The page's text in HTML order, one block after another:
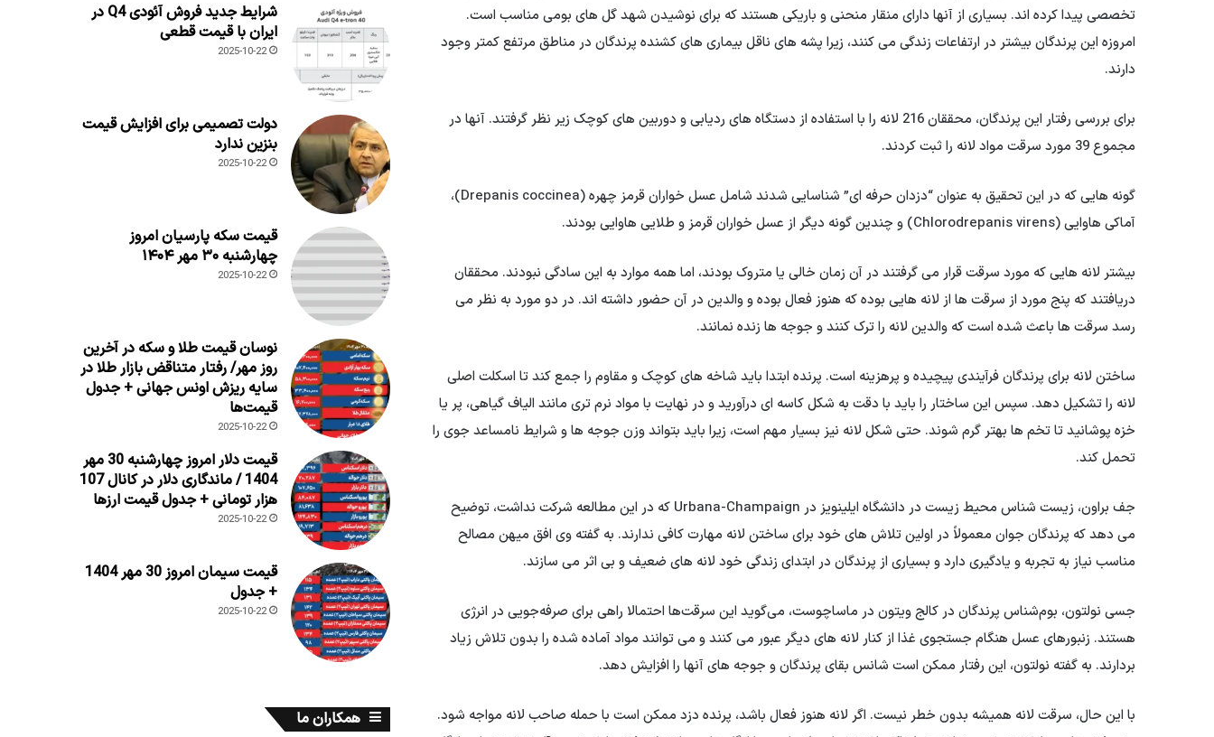
تخصصی پیدا کرده اند. بسیاری از آنها دارای منقار منحنی و باریکی هستند که برای نوشیدن شهد گل های بومی مناسب است.
امروزه این پرندگان بیشتر در ارتفاعات زندگی می کنند، زیرا پشه های ناقل بیماری های کشنده پرندگان در مناطق مرتفع کمتر وجود
دارند.
برای بررسی رفتار این پرندگان، محققان 216 لانه را با استفاده از دستگاه های ردیابی و دوربین های کوچک زیر نظر گرفتند. آنها در
مجموع 39 مورد سرقت مواد لانه را ثبت کردند.
گونه هایی که در این تحقیق به عنوان “دزدان حرفه ای” شناسایی شدند شامل عسل خواران قرمز چهره (Drepanis coccinea)،
آماکی هاوایی (Chlorodrepanis virens) و چندین گونه دیگر از عسل خواران قرمز و طلایی هاوایی بودند.
بیشتر لانه هایی که مورد سرقت قرار می گرفتند در آن زمان خالی یا متروک بودند، اما همه موارد به این سادگی نبودند. محققان
دریافتند که پنج مورد از سرقت ها از لانه هایی بوده که هنوز فعال بوده و والدین در آن حضور داشته اند. در دو مورد به نظر می
رسد سرقت ها باعث شده است که والدین لانه را ترک کنند و جوجه ها زنده نمانند.
ساختن لانه برای پرندگان فرآیندی پیچیده و پرهزینه است. پرنده ابتدا باید شاخه های کوچک و مقاوم را جمع کند تا اسکلت اصلی
لانه را تشکیل دهد. سپس این ساختار را باید با دقت به شکل کاسه ای درآورید و در نهایت با مواد نرم تری مانند الیاف گیاهی، پر یا
خزه پوشانید تا تخم ها بهتر گرم شوند. حتی شکل لانه نیز بسیار مهم است، زیرا باید بتواند وزن جوجه ها و شرایط نامساعد جوی را
تحمل کند.
جف براون، زیست شناس محیط زیست در دانشگاه ایلینویز در Urbana-Champaign که در این مطالعه شرکت نداشت، توضیح
می دهد که پرندگان جوان معمولاً در اولین تلاش های خود برای ساختن لانه مهارت کافی ندارند. به گفته وی افق میهن مصالح
مناسب نیاز به تجربه و یادگیری دارد و بسیاری از پرندگان در ابتدای زندگی خود لانه های ضعیف و بی اثر می سازند.
جسی نولتون، بوم‌شناس پرندگان در کالج ویتون در ماساچوست، می‌گوید این سرقت‌ها احتمالا راهی برای صرفه‌جویی در انرژی
هستند. زنبورهای عسل هنگام جستجوی غذا از کنار لانه های دیگر عبور می کنند و می توانند مواد آماده شده را بدون تلاش زیاد
بردارند. به گفته نولتون، این رفتار ممکن است شانس بقای پرندگان و جوجه های آنها را افزایش دهد.
با این حال، سرقت لانه همیشه بدون خطر نیست. اگر لانه هنوز فعال باشد، پرنده دزد ممکن است با حمله صاحب لانه مواجه شود.
شرایط جدید فروش آئودی Q4 در
ایران با قیمت قطعی
2025-10-22
دولت تصمیمی برای افزایش قیمت
بنزین ندارد
2025-10-22
قیمت سکه پارسیان امروز
چهارشنبه ۳۰ مهر ۱۴۰۴
2025-10-22
نوسان قیمت طلا و سکه در آخرین
روز مهر/ رفتار متناقض بازار طلا در
سایه ریزش اونس جهانی + جدول
قیمت‌ها
2025-10-22
قیمت دلار امروز چهارشنبه 30 مهر
1404 / ماندگاری دلار در کانال 107
هزار تومانی + جدول قیمت ارزها
2025-10-22
قیمت سیمان امروز 30 مهر 1404
+ جدول
2025-10-22
همکاران ما